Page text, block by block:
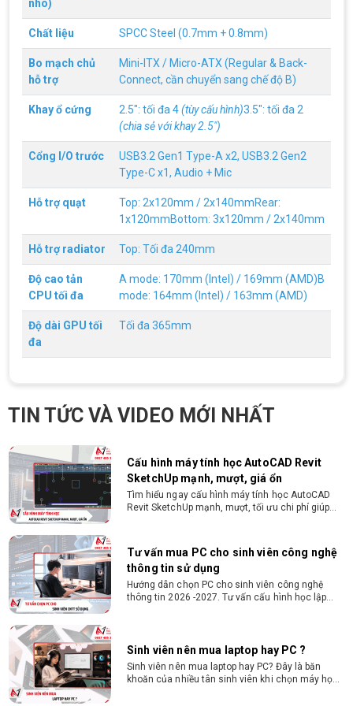
nhô)
Chất liệu SPCC Steel (0.7mm + 0.8mm)
Bo mạch chủ
hỗ trợ
Mini-ITX / Micro-ATX (Regular & Back-
Connect, cần chuyển sang chế độ B)
Khay ổ cứng 2.5": tối đa 4(tùy cấu hình)3.5": tối đa 2
(chia sẻ với khay 2.5")
Cổng I/O trước
USB3.2 Gen1 Type-A x2, USB3.2 Gen2
Type-C x1, Audio + Mic
Hỗ trợ quạt
Top: 2x120mm / 2x140mmRear:
1x120mmBottom: 3x120mm / 2x140mm
Hỗ trợ radiator Top: Tối đa 240mm
Độ cao tản
CPU tối đa
A mode: 170mm (Intel) / 169mm (AMD)B
mode: 164mm (Intel) / 163mm (AMD)
Độ dài GPU tối
đa
Tối đa 365mm
TIN TỨC VÀ VIDEO MỚI NHẤT
Hình Máy Tính?
Nhiều người dùng băn khoăn trong việc có nên sử
dụng tivi để làm màn hình máy tính hay không? Vì
giữa màn hình máy tính và tivi có rất nhiều sự
khác biệt, nên chúng ta cần cân nhắc trước khi
chọn thiết bị này thay thế thiết bị kia
ĐIỀU KIỆN TRẢ GÓP HOME CREDIT TẠI VI
TÍNH NGUYỄN THẮNG
1. Điều kiện trả góp Công dân Việt Nam, độ tuổi
chính chủ còn hiệu lực. Không có lịch sử nợ xấu
tại các tổ chức tín dụng.
NGUYỄN THẮNG 2026
Yêu cầu công việc Tốt nghiệp Cao đẳng , Đại học
quan. Ưu tiên biết tiếng Anh cơ bản Có khả năng
làm việc độc lập 24/7 Trung thực, chịu khó, có
tinh thần học hỏi, sáng tạo, tinh thần trách nhiệm
cao, quyết đoán. Kinh nghiệm ít nhất 2 năm ở vị
trí tương đương
ĐIỀU KIỆN TRẢ GÓP HDSAIGON
triệu đồng - Thủ tục cực kì đơn giản: bản sao
CMND và Hộ khẩu - Xét duyệt nhanh chóng trong
họa từ 2D, dựng video đến 3D
Hướng dẫn chọn PC cho sinh viên thiết kế đồ họa
từ 2D, dựng video đến 3D. Cấu hình tối ưu, dùng
Cấu hình máy tính học AutoCAD Revit
SketchUp mạnh, mượt, giá ổn
Tìm hiểu ngay cấu hình máy tính học AutoCAD
Revit SketchUp mạnh, mượt, tối ưu chi phí giúp
Tư vấn mua PC cho sinh viên công nghệ
thông tin sử dụng
Hướng dẫn chọn PC cho sinh viên công nghệ
thông tin 2026 -2027. Tư vấn cấu hình học lập
Sinh viên nên mua laptop hay PC ?
Sinh viên nên mua laptop hay PC? Đây là băn
khoăn của nhiều tân sinh viên khi chọn máy học